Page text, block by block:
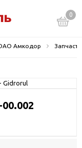
0
ОАО Амкодор